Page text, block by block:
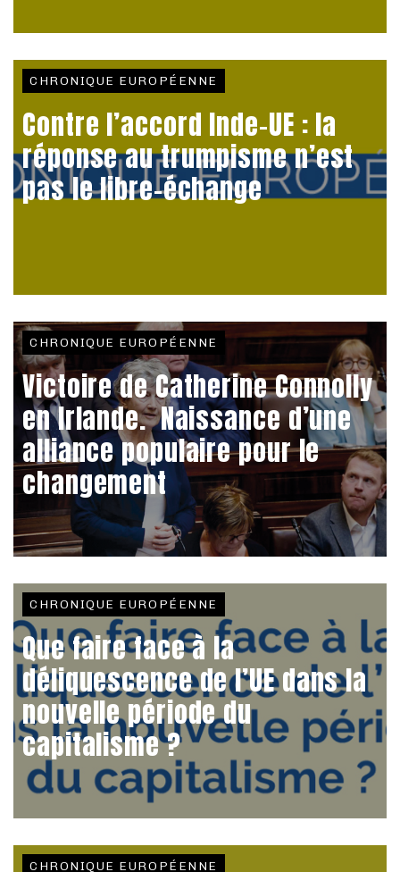
CHRONIQUE EUROPÉENNE
Contre l’accord Inde-UE : la
réponse au trumpisme n’est
pas le libre-échange
CHRONIQUE EUROPÉENNE
Victoire de Catherine Connolly
en Irlande. Naissance d’une
alliance populaire pour le
changement
CHRONIQUE EUROPÉENNE
Que faire face à la
déliquescence de l’UE dans la
nouvelle période du
capitalisme ?
CHRONIQUE EUROPÉENNE